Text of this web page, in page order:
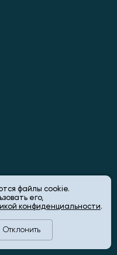
файлы cookie.
его,
конфиденциальности.
Отклонить